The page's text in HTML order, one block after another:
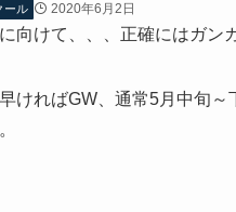
ール 2020年6月2日
向けて、、、正確にはガン
ければGW、通常5月中旬